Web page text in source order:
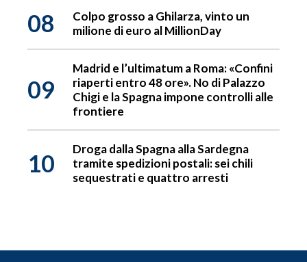
08
Colpo grosso a Ghilarza, vinto un
milione di euro al MillionDay
09
Madrid e l’ultimatum a Roma: «Confini
riaperti entro 48 ore». No di Palazzo
Chigi e la Spagna impone controlli alle
frontiere
10
Droga dalla Spagna alla Sardegna
tramite spedizioni postali: sei chili
sequestrati e quattro arresti